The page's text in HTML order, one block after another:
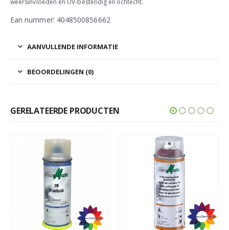
Ean nummer: 4048500856662
AANVULLENDE INFORMATIE
BEOORDELINGEN (0)
GERELATEERDE PRODUCTEN